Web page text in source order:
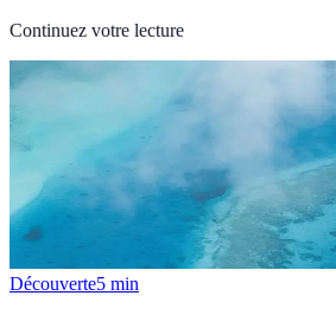
Continuez votre lecture
Découverte5 min